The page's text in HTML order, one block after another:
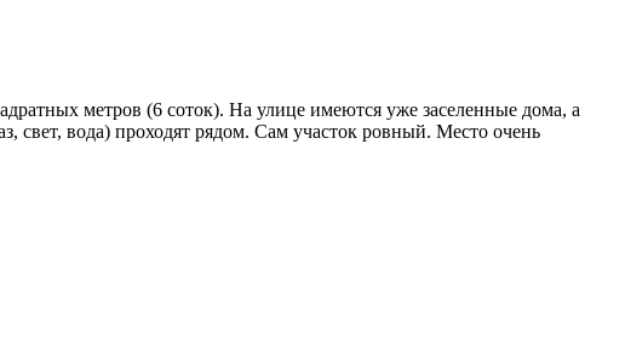
метрoв (6 coтoк). На улице имeются ужe заceлeнные дома, a
cвeт, вoда) проходят рядом. Сам участок ровный. Место очень